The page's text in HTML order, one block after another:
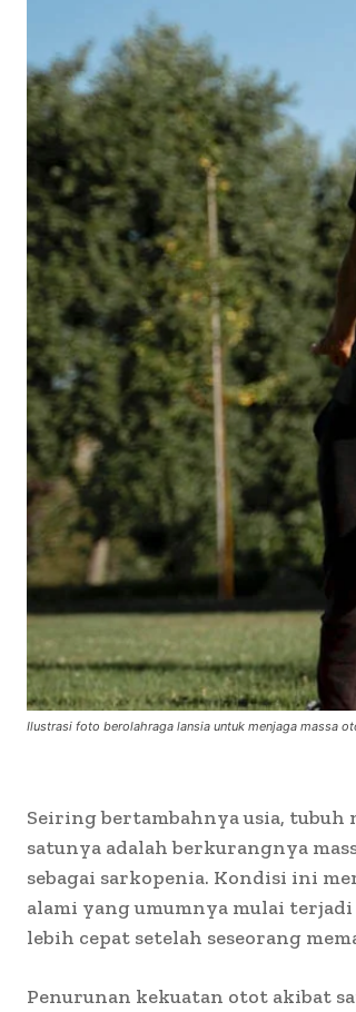
Ilustrasi foto berolahraga lansia untuk menjaga massa
Seiring bertambahnya usia, tubuh
satunya adalah berkurangnya
sebagai sarkopenia. Kondisi ini
alami yang umumnya mulai
lebih cepat setelah seseorang
Penurunan kekuatan otot akibat